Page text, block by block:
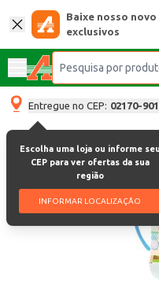
Baixe nosso
exclusivos
Entregue no CEP: 02170-901
Escolha uma loja ou informe seu
CEP para ver ofertas da sua
região
INFORMAR LOCALIZAÇÃO